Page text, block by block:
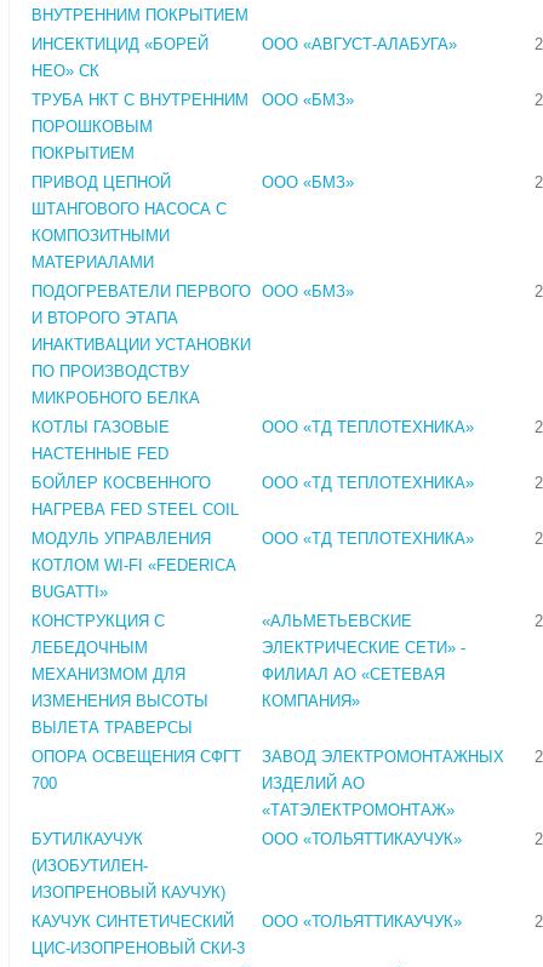
ВНУТРЕННИМ ПОКРЫТИЕМ
ИНСЕКТИЦИД «БОРЕЙ
НЕО» СК
ООО «АВГУСТ-АЛАБУГА»
ТРУБА НКТ С ВНУТРЕННИМ
ПОРОШКОВЫМ
ПОКРЫТИЕМ
ООО «БМЗ»
ПРИВОД ЦЕПНОЙ
ШТАНГОВОГО НАСОСА С
КОМПОЗИТНЫМИ
МАТЕРИАЛАМИ
ООО «БМЗ»
ПОДОГРЕВАТЕЛИ ПЕРВОГО
И ВТОРОГО ЭТАПА
ИНАКТИВАЦИИ УСТАНОВКИ
ПО ПРОИЗВОДСТВУ
МИКРОБНОГО БЕЛКА
ООО «БМЗ»
КОТЛЫ ГАЗОВЫЕ
НАСТЕННЫЕ FED
ООО «ТД ТЕПЛОТЕХНИКА»
БОЙЛЕР КОСВЕННОГО
НАГРЕВА FED STEEL COIL
ООО «ТД ТЕПЛОТЕХНИКА»
МОДУЛЬ УПРАВЛЕНИЯ
КОТЛОМ WI-FI «FEDERICA
BUGATTI»
ООО «ТД ТЕПЛОТЕХНИКА»
КОНСТРУКЦИЯ С
ЛЕБЕДОЧНЫМ
МЕХАНИЗМОМ ДЛЯ
ИЗМЕНЕНИЯ ВЫСОТЫ
ВЫЛЕТА ТРАВЕРСЫ
«АЛЬМЕТЬЕВСКИЕ
ЭЛЕКТРИЧЕСКИЕ СЕТИ» -
ФИЛИАЛ АО «СЕТЕВАЯ
КОМПАНИЯ»
ОПОРА ОСВЕЩЕНИЯ СФГТ
700
ЗАВОД ЭЛЕКТРОМОНТАЖНЫХ
ИЗДЕЛИЙ АО
«ТАТЭЛЕКТРОМОНТАЖ»
БУТИЛКАУЧУК
(ИЗОБУТИЛЕН-
ИЗОПРЕНОВЫЙ КАУЧУК)
ООО «ТОЛЬЯТТИКАУЧУК»
КАУЧУК СИНТЕТИЧЕСКИЙ
ЦИС-ИЗОПРЕНОВЫЙ СКИ-3
ООО «ТОЛЬЯТТИКАУЧУК»